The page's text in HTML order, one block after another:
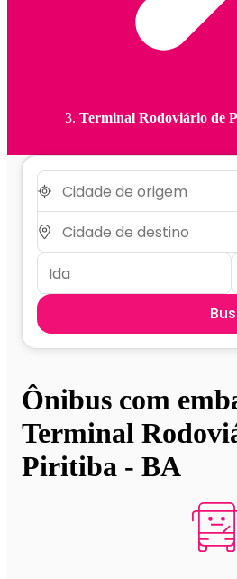
Terminal Rodoviário de
Ônibus com
Terminal
Piritiba - BA